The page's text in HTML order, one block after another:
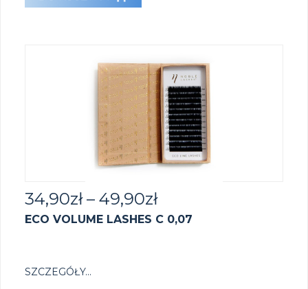
34,90zł– 49,90zł
ECO VOLUME LASHES C 0,07
SZCZEGÓŁY...